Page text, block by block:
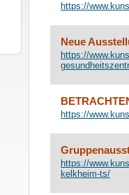
https://
Neue
https://
https://
https://
kelkheim-ts/